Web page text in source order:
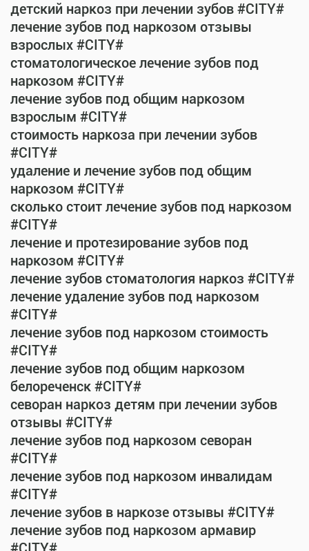
детский наркоз при лечении зубов #CITY#
лечение зубов под наркозом отзывы
взрослых #CITY#
стоматологическое лечение зубов под
наркозом #CITY#
лечение зубов под общим наркозом
взрослым #CITY#
стоимость наркоза при лечении зубов
#CITY#
удаление и лечение зубов под общим
наркозом #CITY#
сколько стоит лечение зубов под наркозом
#CITY#
лечение и протезирование зубов под
наркозом #CITY#
лечение зубов стоматология наркоз #CITY#
лечение удаление зубов под наркозом
#CITY#
лечение зубов под наркозом стоимость
#CITY#
лечение зубов под общим наркозом
белореченск #CITY#
севоран наркоз детям при лечении зубов
отзывы #CITY#
лечение зубов под наркозом севоран
#CITY#
лечение зубов под наркозом инвалидам
#CITY#
лечение зубов в наркозе отзывы #CITY#
лечение зубов под наркозом армавир